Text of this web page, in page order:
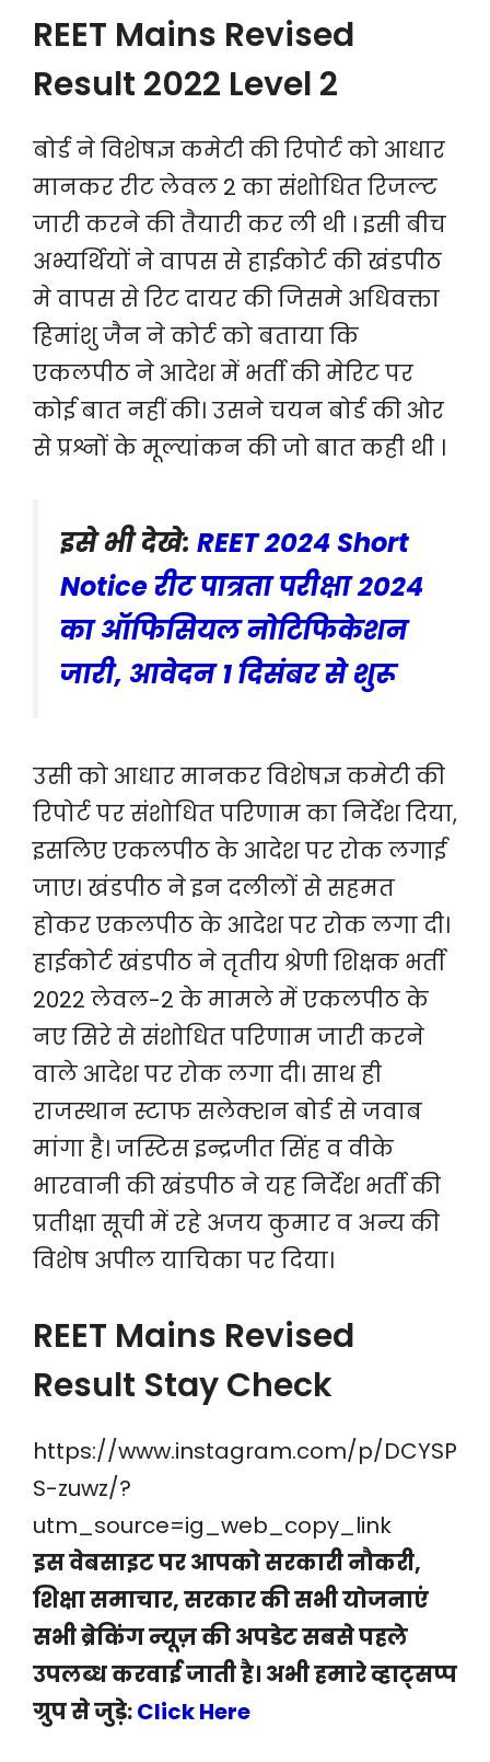
REET Mains Revised
Result 2022 Level 2
बोर्ड ने विशेषज्ञ कमेटी की रिपोर्ट को आधार
मानकर रीट लेवल 2 का संशोधित रिजल्ट
जारी करने की तैयारी कर ली थी । इसी बीच
अभ्यर्थियों ने वापस से हाईकोर्ट की खंडपीठ
मे वापस से रिट दायर की जिसमे अधिवक्ता
हिमांशु जैन ने कोर्ट को बताया कि
एकलपीठ ने आदेश में भर्ती की मेरिट पर
कोई बात नहीं की। उसने चयन बोर्ड की ओर
से प्रश्नों के मूल्यांकन की जो बात कही थी ।
इसे भी देखे: REET 2024 Short
Notice रीट पात्रता परीक्षा 2024
का ऑफिसियल नोटिफिकेशन
जारी, आवेदन 1 दिसंबर से शुरू
उसी को आधार मानकर विशेषज्ञ कमेटी की
रिपोर्ट पर संशोधित परिणाम का निर्देश दिया,
इसलिए एकलपीठ के आदेश पर रोक लगाई
जाए। खंडपीठ ने इन दलीलों से सहमत
होकर एकलपीठ के आदेश पर रोक लगा दी।
हाईकोर्ट खंडपीठ ने तृतीय श्रेणी शिक्षक भर्ती
2022 लेवल-2 के मामले में एकलपीठ के
नए सिरे से संशोधित परिणाम जारी करने
वाले आदेश पर रोक लगा दी। साथ ही
राजस्थान स्टाफ सलेक्शन बोर्ड से जवाब
मांगा है। जस्टिस इन्द्रजीत सिंह व वीके
भारवानी की खंडपीठ ने यह निर्देश भर्ती की
प्रतीक्षा सूची में रहे अजय कुमार व अन्य की
विशेष अपील याचिका पर दिया।
REET Mains Revised
Result Stay Check
https://www.instagram.com/p/DCYSP
S-zuwz/?
utm_source=ig_web_copy_link
इस वेबसाइट पर आपको सरकारी नौकरी,
शिक्षा समाचार, सरकार की सभी योजनाएं
सभी ब्रेकिंग न्यूज़ की अपडेट सबसे पहले
उपलब्ध करवाई जाती है। अभी हमारे व्हाट्सप्प
ग्रुप से जुड़े:Click Here